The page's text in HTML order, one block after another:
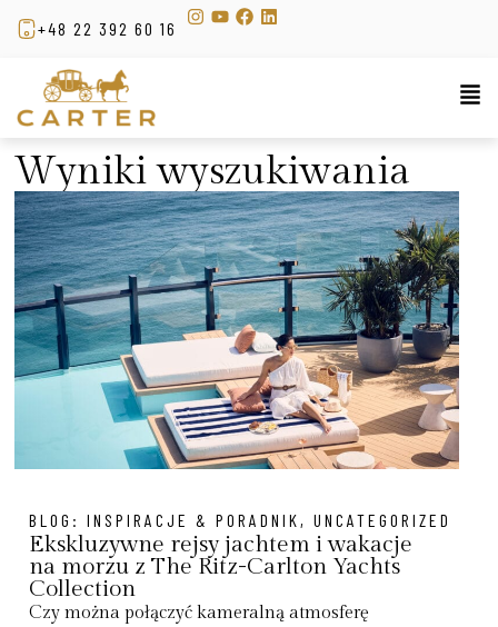
+48 22 392 60 16
Wyniki wyszukiwania
BLOG:INSPIRACJE & PORADNIK ,UNCATEGORIZED
Ekskluzywne rejsy jachtem i wakacje
na morzu z The Ritz-Carlton Yachts
Collection
Czy można połączyć kameralną atmosferę